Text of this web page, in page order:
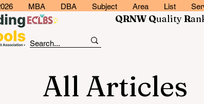
MBA DBA Subject Area List
QRNW QualityR
All Articles